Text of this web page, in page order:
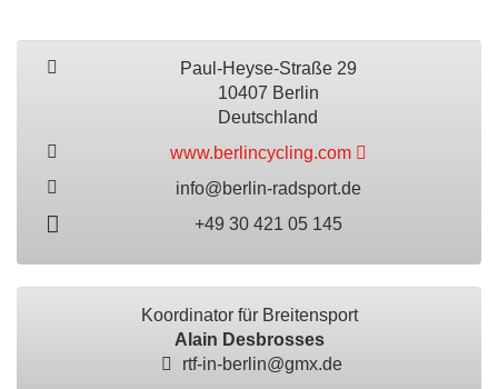
Paul-Heyse-Straße 29
10407 Berlin
Deutschland
www.berlincycling.com
info@berlin-radsport.de
+49 30 421 05 145
Koordinator für Breitensport
Alain Desbrosses
rtf-in-berlin@gmx.de